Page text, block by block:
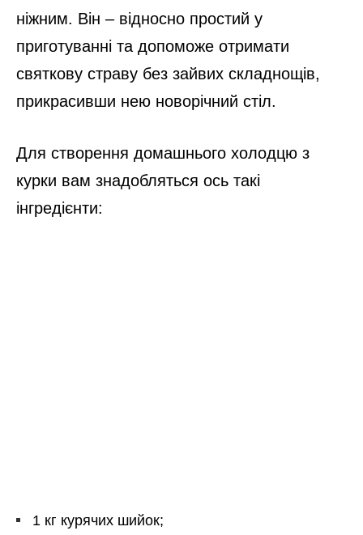
ніжним. Він – відносно простий у
приготуванні та допоможе отримати
святкову страву без зайвих складнощів,
прикрасивши нею новорічний стіл.
Для створення домашнього холодцю з
курки вам знадобляться ось такі
інгредієнти:
1 кг курячих шийок;